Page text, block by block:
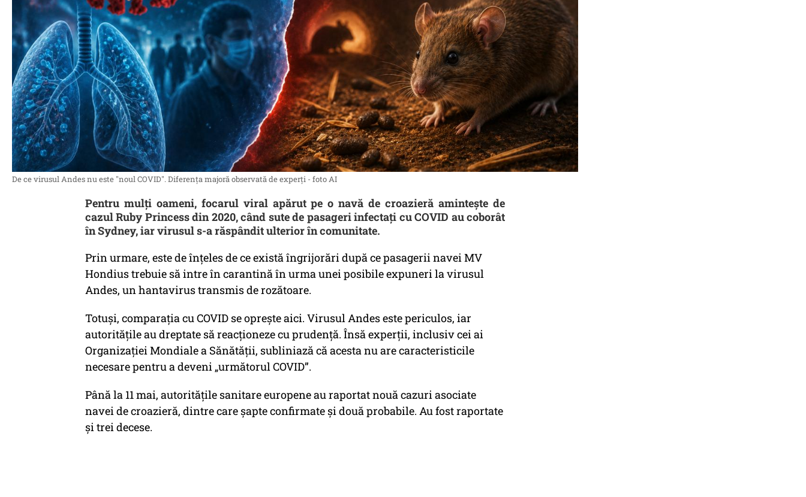
De ce virusul Andes nu este "noul COVID". Diferența majoră observată de experți - foto AI
Pentru mulți oameni, focarul viral apărut pe o navă de croazieră amintește de
cazul Ruby Princess din 2020, când sute de pasageri infectați cu COVID au coborât
în Sydney, iar virusul s-a răspândit ulterior în comunitate.
Prin urmare, este de înțeles de ce există îngrijorări după ce pasagerii navei MV
Hondius trebuie să intre în carantină în urma unei posibile expuneri la virusul
Andes, un hantavirus transmis de rozătoare.
Totuși, comparația cu COVID se oprește aici. Virusul Andes este periculos, iar
autoritățile au dreptate să reacționeze cu prudență. Însă experții, inclusiv cei ai
Organizației Mondiale a Sănătății, subliniază că acesta nu are caracteristicile
necesare pentru a deveni „următorul COVID”.
Până la 11 mai, autoritățile sanitare europene au raportat nouă cazuri asociate
navei de croazieră, dintre care șapte confirmate și două probabile. Au fost raportate
și trei decese.